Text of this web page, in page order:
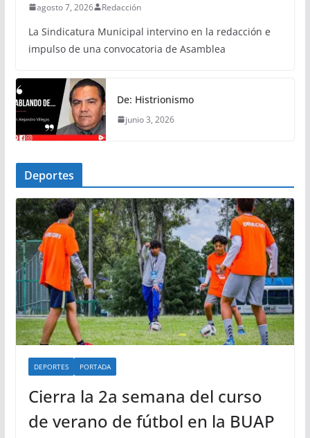
agosto 7, 2026 Redacción
La Sindicatura Municipal intervino en la redacción e
impulso de una convocatoria de Asamblea
De: Histrionismo
junio 3, 2026
Deportes
DEPORTES PORTADA
Cierra la 2a semana del curso
de verano de fútbol en la BUAP